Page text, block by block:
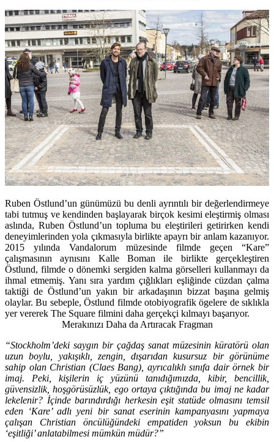
Ruben Östlund’un günümüzü bu denli ayrıntılı bir değerlendirmeye
tabi tutmuş ve kendinden başlayarak birçok kesimi eleştirmiş olması
aslında, Ruben Östlund’un topluma bu eleştirileri getirirken kendi
deneyimlerinden yola çıkmasıyla birlikte apayrı bir anlam kazanıyor.
2015 yılında Vandalorum müzesinde filmde geçen “Kare”
çalışmasının aynısını Kalle Boman ile birlikte gerçekleştiren
Östlund, filmde o dönemki sergiden kalma görselleri kullanmayı da
ihmal etmemiş. Yanı sıra yardım çığlıkları eşliğinde cüzdan çalma
taktiği de Östlund’un yakın bir arkadaşının bizzat başına gelmiş
olaylar. Bu sebeple, Östlund filmde otobiyografik ögelere de sıklıkla
yer vererek The Square filmini daha gerçekçi kılmayı başarıyor.
Merakınızı Daha da Artıracak Fragman
“Stockholm’deki saygın bir çağdaş sanat müzesinin küratörü olan
uzun boylu, yakışıklı, zengin, dışarıdan kusursuz bir görünüme
sahip olan Christian (Claes Bang), ayrıcalıklı sınıfa dair örnek bir
imaj. Peki, kişilerin iç yüzünü tanıdığımızda, kibir, bencillik,
güvensizlik, hoşgörüsüzlük, ego ortaya çıktığında bu imaj ne kadar
lekelenir? İçinde barındırdığı herkesin eşit statüde olmasını temsil
eden ‘Kare’ adlı yeni bir sanat eserinin kampanyasını yapmaya
çalışan Christian öncülüğündeki empatiden yoksun bu ekibin
‘eşitliği’ anlatabilmesi mümkün müdür?”